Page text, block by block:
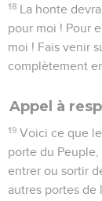
18 La honte
pour moi ! Pour
moi ! Fais venir
complètement
Appel à
19 Voici ce que
porte du
entrer ou sortir
autres portes de